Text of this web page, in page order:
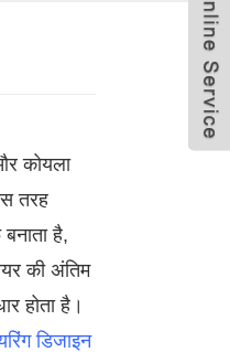
कोयला
तरह
है,
की अंतिम
होता है।
डिजाइन